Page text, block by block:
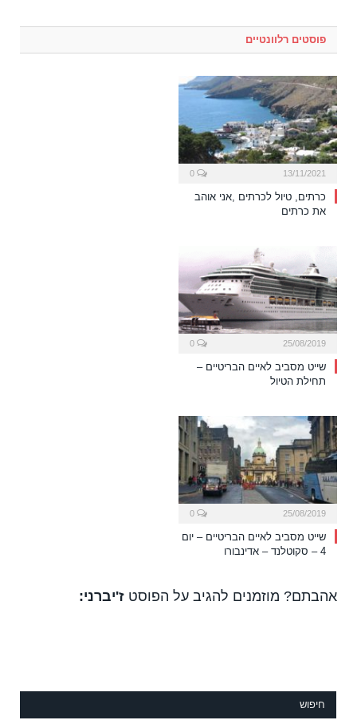
פוסטים רלוונטיים
13/11/2021
כרתים, טיול לכרתים ,אני אוהב
את כרתים
25/08/2019
שייט מסביב לאיים הבריטיים –
תחילת הטיול
25/08/2019
שייט מסביב לאיים הבריטיים – יום
4 – סקוטלנד – אדינבורו
אהבתם? מוזמנים להגיב על הפוסט ז'יברני:
חיפוש